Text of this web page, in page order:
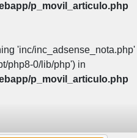
p_movil_articulo.php
'inc/inc_adsense_nota.php'
php8-0/lib/php') in
p_movil_articulo.php